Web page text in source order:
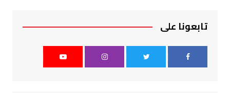
تابعونا على